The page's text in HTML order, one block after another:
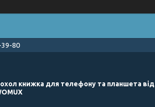
39-80
книжка для телефону та планшета від